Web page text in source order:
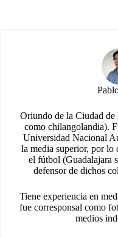
Oriundo de la Ciudad
como chilangolandia).
Universidad Nacional
la media superior, por lo
el fútbol (Guadalajara
defensor de dichos
Tiene experiencia en
fue corresponsal como
medios